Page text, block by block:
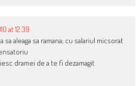
at 12:39
sa aleaga sa ramana; cu salariul micsorat
dramei de a te fi dezamagit